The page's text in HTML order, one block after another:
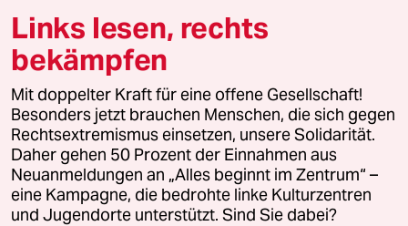
Mehr taz Lesestoff
taz Blogs
taz FUTURZWEI
Le Monde diplomatique
taz Archiv
Links lesen, rechts
bekämpfen
Mit doppelter Kraft für eine offene Gesellschaft!
Besonders jetzt brauchen Menschen, die sich gegen
Rechtsextremismus einsetzen, unsere Solidarität.
Daher gehen 50 Prozent der Einnahmen aus
Neuanmeldungen an „Alles beginnt im Zentrum“ –
eine Kampagne, die bedrohte linke Kulturzentren
und Jugendorte unterstützt. Sind Sie dabei?